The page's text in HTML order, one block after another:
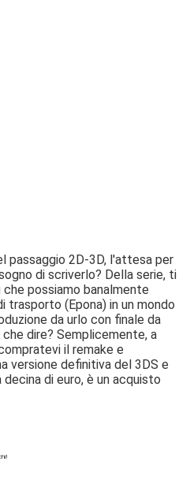
passaggio 2D-3D, l'attesa per
di scriverlo? Della serie, ti
possiamo banalmente
(Epona) in un mondo
da urlo con finale da
dire? Semplicemente, a
il remake e
versione definitiva del 3DS e
di euro, è un acquisto